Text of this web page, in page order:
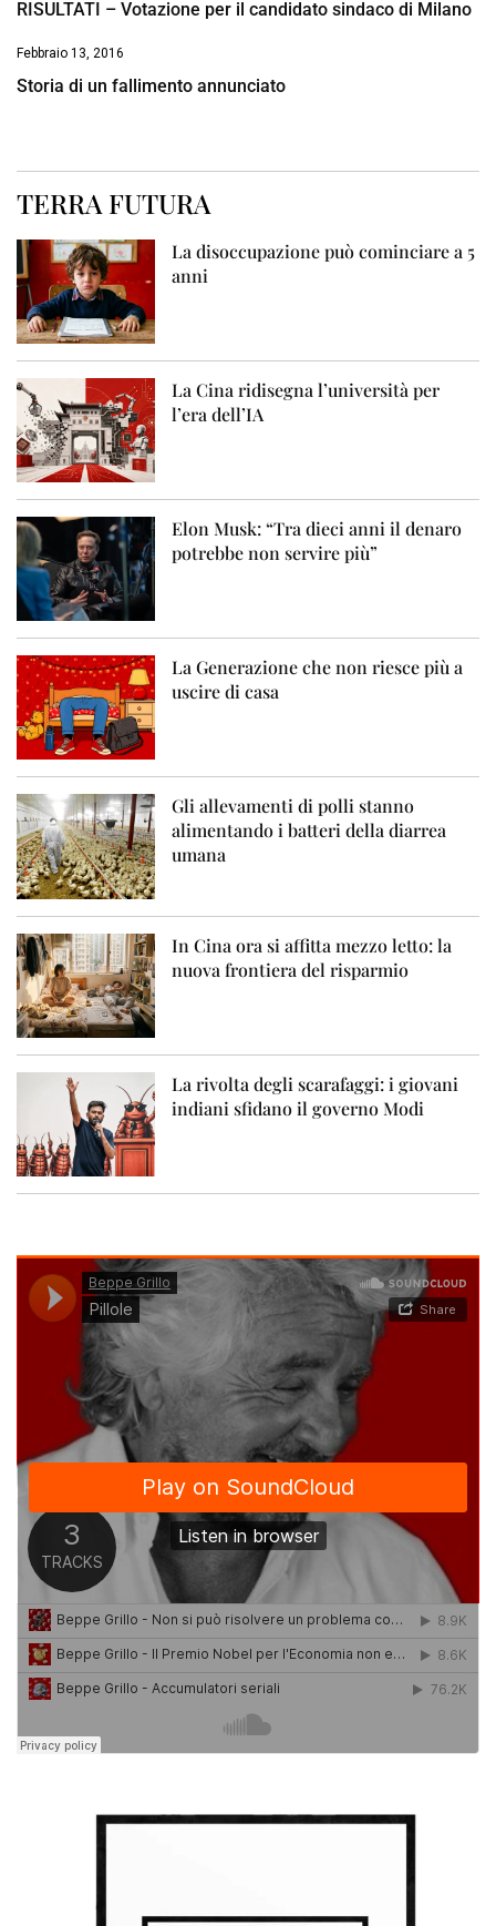
RISULTATI – Votazione per il candidato sindaco di Milano
Febbraio 13, 2016
Storia di un fallimento annunciato
TERRA FUTURA
La disoccupazione può cominciare a 5
anni
La Cina ridisegna l’università per
l’era dell’IA
Elon Musk: “Tra dieci anni il denaro
potrebbe non servire più”
La Generazione che non riesce più a
uscire di casa
Gli allevamenti di polli stanno
alimentando i batteri della diarrea
umana
In Cina ora si affitta mezzo letto: la
nuova frontiera del risparmio
La rivolta degli scarafaggi: i giovani
indiani sfidano il governo Modi